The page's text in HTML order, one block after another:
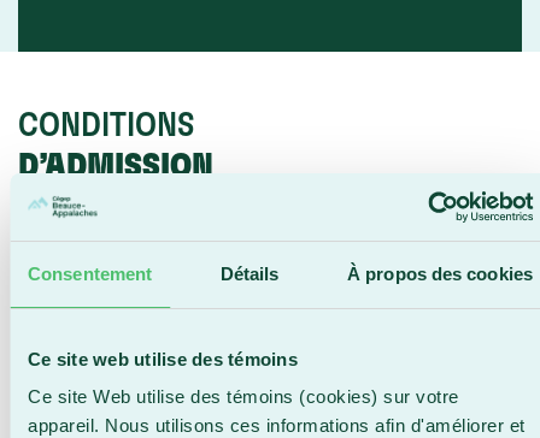
Consentement Détails À propos des cookies
Ce site web utilise des témoins
Ce site Web utilise des témoins (cookies) sur votre
appareil. Nous utilisons ces informations afin d'améliorer et
CONDITIONS
D’ADMISSION
Conditions générales
détenir un diplôme d’études professionnelles (DEP) et
avoir réussi les cours suivants :
Langue d’enseignement 5
Mathématique 4e secondaire.